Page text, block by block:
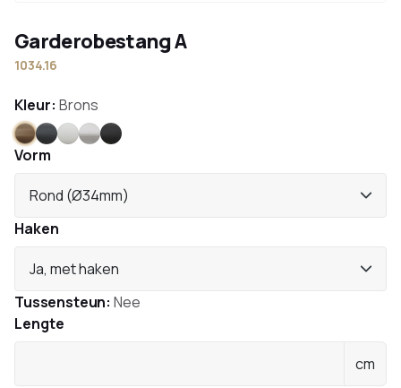
Garderobestang A
1034.16
Kleur: Brons
BronsAntraciet
WitRVSZwart
Vorm
Rond (Ø34mm)
Haken
Ja, met haken
Tussensteun: Nee
Lengte
cm